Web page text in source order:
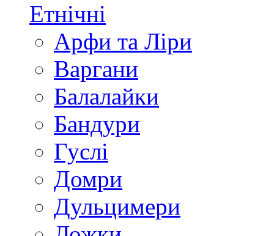
Етнічні
Арфи та Ліри
Варгани
Балалайки
Бандури
Гуслі
Домри
Дульцимери